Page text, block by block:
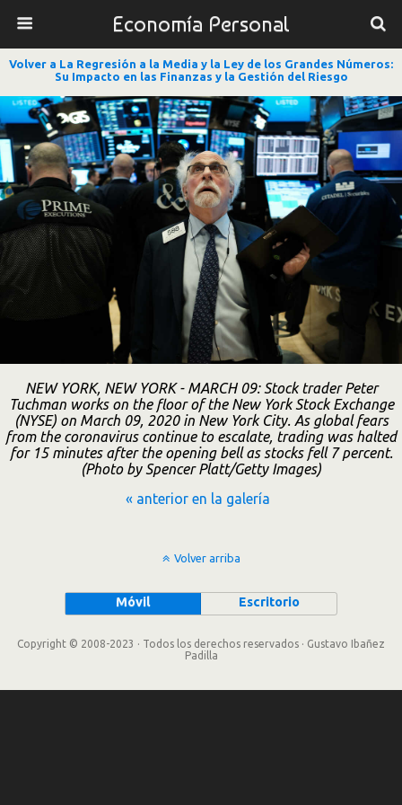
Economía Personal
Volver a La Regresión a la Media y la Ley de los Grandes Números:
Su Impacto en las Finanzas y la Gestión del Riesgo
NEW YORK, NEW YORK - MARCH 09: Stock trader Peter
Tuchman works on the floor of the New York Stock Exchange
(NYSE) on March 09, 2020 in New York City. As global fears
from the coronavirus continue to escalate, trading was halted
for 15 minutes after the opening bell as stocks fell 7 percent.
(Photo by Spencer Platt/Getty Images)
« anterior en la galería
Volver arriba
Móvil Escritorio
Copyright © 2008-2023 · Todos los derechos reservados · Gustavo Ibañez
Padilla